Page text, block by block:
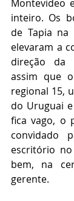
Montevideo
inteiro. Os
de Tapia na
elevaram a
direção da
assim que
regional 15,
do Uruguai
fica vago, o
convidado
escritório
bem, na
gerente.